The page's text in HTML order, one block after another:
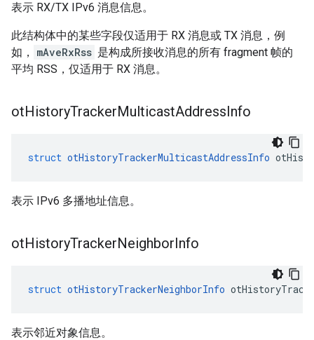
表示 RX/TX IPv6 消息信息。
此结构体中的某些字段仅适用于 RX 消息或 TX 消息，例
如，
mAveRxRss 是构成所接收消息的所有 fragment 帧的
平均 RSS，仅适用于 RX 消息。
otHistoryTrackerMulticastAddressInfo
struct otHistoryTrackerMulticastAddressInfo
表示 IPv6 多播地址信息。
otHistoryTrackerNeighborInfo
struct otHistoryTrackerNeighborInfo
表示邻近对象信息。